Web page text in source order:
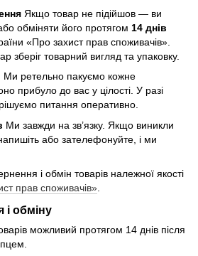
Якщо товар не підійшов — ви
обміняти його протягом 14 днів
«Про захист прав споживачів».
зберіг товарний вигляд та упаковку.
Ми ретельно пакуємо кожне
прибуло до вас у цілості. У разі
питання оперативно.
Ми завжди на зв’язку. Якщо виникли
або зателефонуйте, і ми
і обмін товарів належної якості
прав споживачів»
обміну
можливий протягом 14 днів після